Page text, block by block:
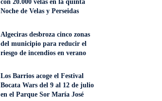
con 20.000 velas en la quinta
Noche de Velas y Perseidas
Algeciras desbroza cinco zonas
del municipio para reducir el
riesgo de incendios en verano
Los Barrios acoge el Festival
Bocata Wars del 9 al 12 de julio
en el Parque Sor María José